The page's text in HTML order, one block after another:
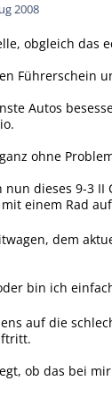
2008
obgleich das
Führerschein
Autos
ohne
nun dieses 9-3
einem Rad
dem
bin ich
auf die
ob das bei